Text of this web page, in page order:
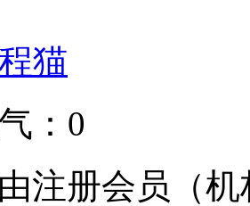
猫
：0
注册会员（